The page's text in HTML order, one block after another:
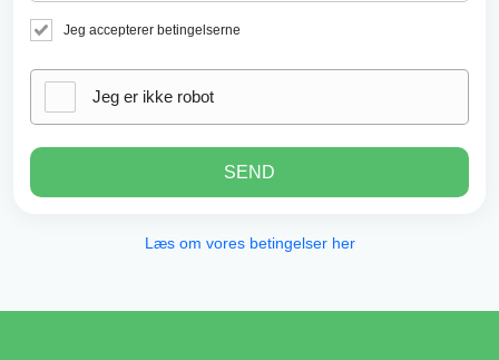
Jeg accepterer betingelserne
Jeg er ikke robot
SEND
Læs om vores betingelser her